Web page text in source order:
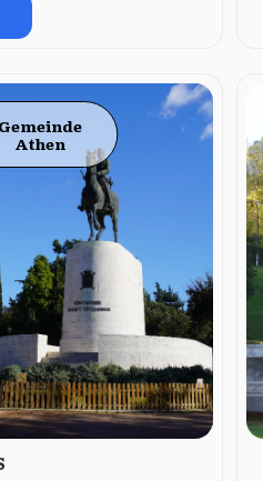
Gemeinde
Athen